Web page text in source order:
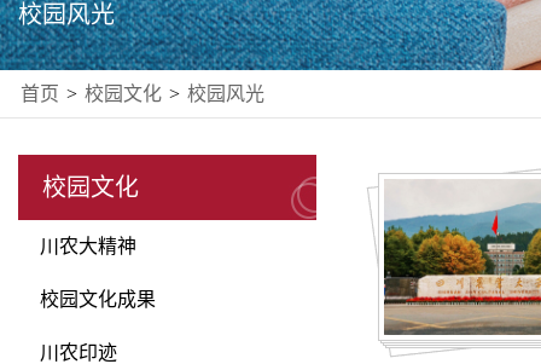
校园风光
首页 > 校园文化 > 校园风光
校园文化
川农大精神
校园文化成果
川农印迹